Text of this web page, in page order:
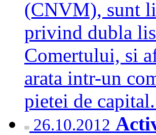
(CNVM), sunt
privind dubla
Comertului, si
arata intr-un
pietei de
26.10.2012